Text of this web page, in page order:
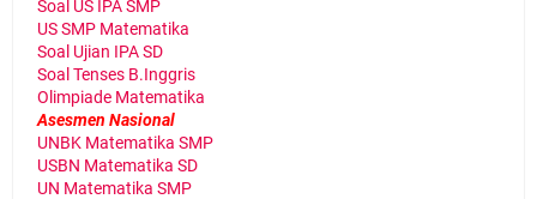
Soal US IPA SMP
US SMP Matematika
Soal Ujian IPA SD
Soal Tenses B.Inggris
Olimpiade Matematika
Asesmen Nasional
UNBK Matematika SMP
USBN Matematika SD
UN Matematika SMP